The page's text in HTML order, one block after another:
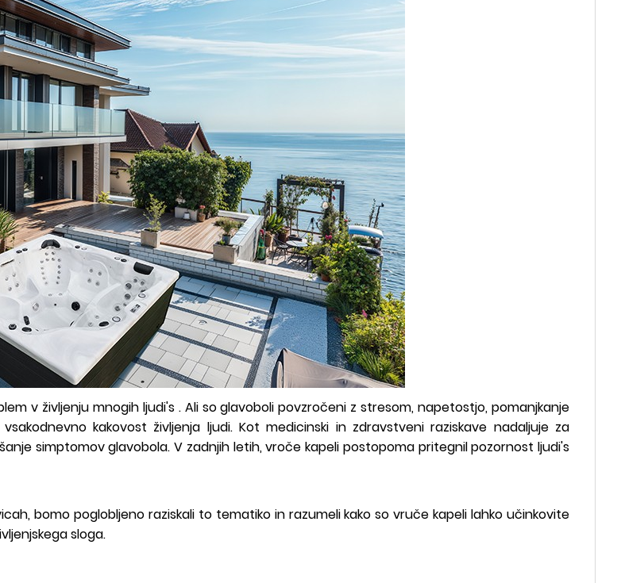
v življenju mnogih ljudi's . Ali so glavoboli povzročeni z stresom, napetostjo, pomanjkanje
kakovost življenja ljudi. Kot medicinski in zdravstveni raziskave nadaljuje za
simptomov glavobola. V zadnjih letih, vroče kapeli postopoma pritegnil pozornost ljudi's
bomo poglobljeno raziskali to tematiko in razumeli kako so vruče kapeli lahko učinkovite
sloga.